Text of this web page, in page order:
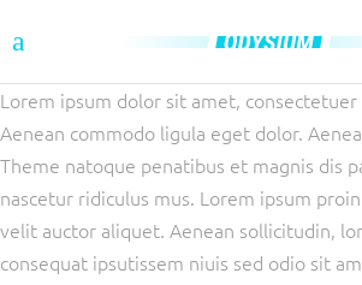
Lorem ipsum dolor sit amet,
Aenean commodo ligula eget dolor.
Theme natoque penatibus et magnis dis
nascetur ridiculus mus. Lorem ipsum
velit auctor aliquet. Aenean sollicitudin,
consequat ipsutissem niuis sed odio sit